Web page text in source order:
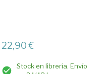
22,90 €
Stock en librería. Envío